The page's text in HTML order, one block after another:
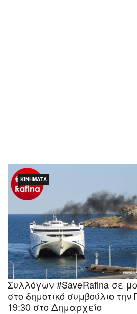
ΚΙΝΉΜΑΤΑ
Συλλόγων #SaveRafina σε
στο δημοτικό συμβούλιο την
19:30 στο Δημαρχείο